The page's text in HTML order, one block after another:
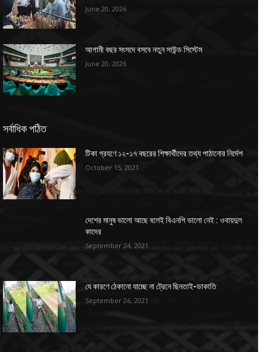
June 20, 2026
আগামী বছর সংসদে বসবে নতুন সাউন্ড সিস্টেম
June 20, 2026
সর্বাধিক পঠিত
টিকা গ্রহণে ১২-১৭ বছরের শিক্ষার্থীদের তথ্য পাঠানোর নির্দেশ
October 15, 2021
দেশের মানুষ ভালো আছে বলেই বিএনপি ভালো নেই : ওবায়দুল
কাদের
September 24, 2021
যে কারণে ঠেকানো যাচ্ছে না ট্রেনে ছিনতাই-ডাকাতি
September 26, 2021